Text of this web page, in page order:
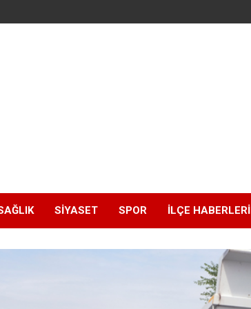
SIYASET SPOR İLÇE HABERLERI